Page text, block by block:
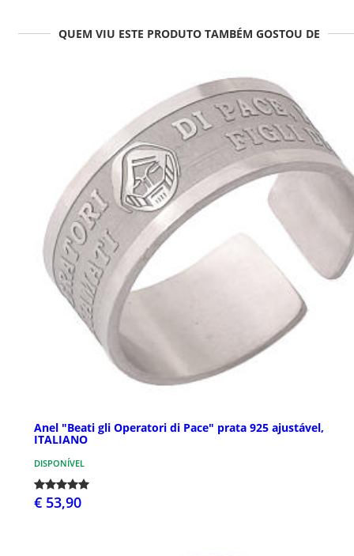
QUEM VIU ESTE PRODUTO TAMBÉM GOSTOU DE
Anel "Beati gli Operatori di Pace" prata 925 ajustável,
ITALIANO
DISPONÍVEL
€ 53,90